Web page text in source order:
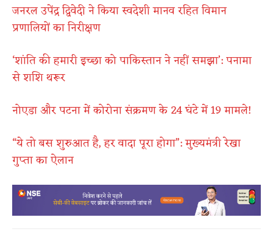
जनरल उपेंद्र द्विवेदी ने किया स्वदेशी मानव रहित विमान
प्रणालियों का निरीक्षण
‘शांति की हमारी इच्छा को पाकिस्तान ने नहीं समझा’: पनामा
से शशि थरूर
नोएडा और पटना में कोरोना संक्रमण के 24 घंटे में 19 मामले!
“ये तो बस शुरुआत है, हर वादा पूरा होगा”: मुख्यमंत्री रेखा
गुप्ता का ऐलान